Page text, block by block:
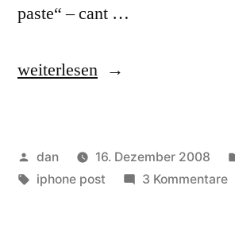
paste“ – cant …
„„Hello“
iPhone“
weiterlesen
Veröffentlicht
von
dan 16. Dezember 2008
Schlagwörter:
iphone post 3 Kommentarezu